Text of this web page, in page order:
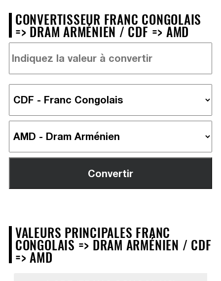
CONVERTISSEUR FRANC CONGOLAIS
=> DRAM ARMÉNIEN / CDF => AMD
VALEURS PRINCIPALES FRANC
CONGOLAIS => DRAM ARMÉNIEN / CDF
=> AMD